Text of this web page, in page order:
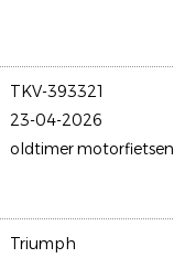
TKV-393321
23-04-2026
oldtimer motorfietsen
Triumph